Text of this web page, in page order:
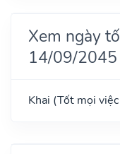
Xem ngày
14/09/2045
Khai (Tốt mọi